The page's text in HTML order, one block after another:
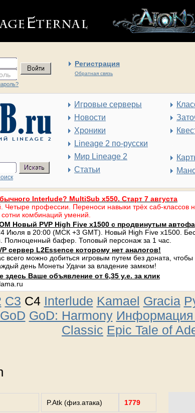
Регистрация
Обратная связь
Игровые серверы
Новости
Хроники
Lineage 2 по-русски
Мир Lineage 2
Статьи
Interlude? MultiSub x550. Старт 7 августа
Четыре профессии. Переноси навыки трёх саб-классов
комбинаций умений.
Новый PVP High Five x1500 с продвинутым
Июля в 20:00 (МСК +3 GMT). Новый High Five x1500.
Полноценный бафер. Топовый персонаж за 1 час.
сервер L2Essence которому нет аналогов!
всего можно добиться игровым путем без доната,
день Монеты Удачи за владение замком!
здесь Ваше объявление от 6,35 у.е. за клик
C3 C4 Interlude Kamael Gracia
GoD GoD: Harmony Информация
Classic Epic Tale of
P.Atk (физ.атака) 1779